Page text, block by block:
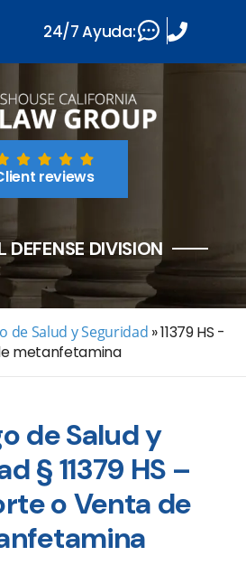
reviews
DEFENSE DIVISION
de Salud y Seguridad »11379 HS -
metanfetamina
de Salud y
§ 11379 HS –
o Venta de
24/7 Ayuda: